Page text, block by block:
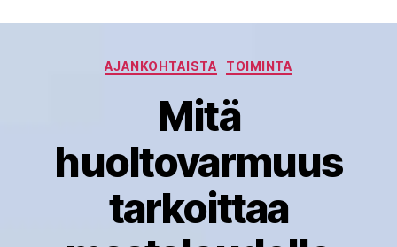
Kategoriat
AJANKOHTAISTA TOIMINTA
Mitä
huoltovarmuus
tarkoittaa